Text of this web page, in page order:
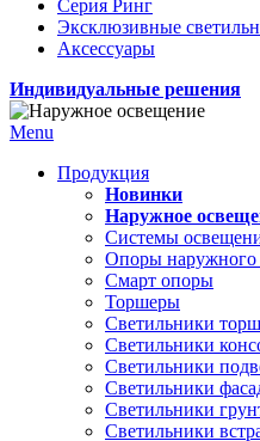
Серия Ринг
Эксклюзивные
Аксессуары
Индивидуальные решения
Menu
Продукция
Новинки
Наружное
Системы
Опоры наружного
Смарт опоры
Торшеры
Светильники
Светильники
Светильники
Светильники
Светильники
Светильники